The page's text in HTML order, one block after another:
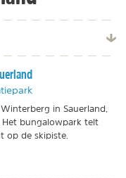
in Sauerland,
bungalowpark telt
op de skipiste.